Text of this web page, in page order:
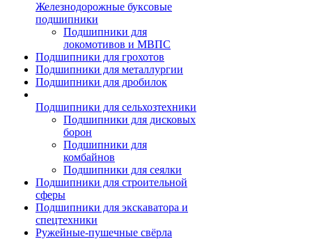
Железнодорожные буксовые
подшипники
Подшипники для
локомотивов и МВПС
Подшипники для грохотов
Подшипники для металлургии
Подшипники для дробилок
Подшипники для сельхозтехники
Подшипники для дисковых
борон
Подшипники для
комбайнов
Подшипники для сеялки
Подшипники для строительной
сферы
Подшипники для экскаватора и
спецтехники
Ружейные-пушечные свёрла